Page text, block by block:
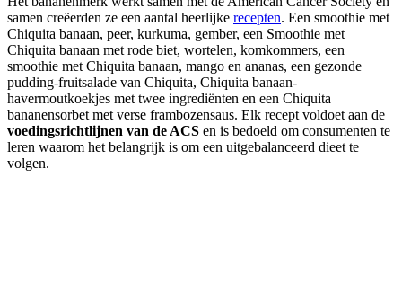
samen creëerden ze een aantal heerlijke recepten. Een smoothie met
Chiquita banaan, peer, kurkuma, gember, een Smoothie met
Chiquita banaan met rode biet, wortelen, komkommers, een
smoothie met Chiquita banaan, mango en ananas, een gezonde
pudding-fruitsalade van Chiquita, Chiquita banaan-
havermoutkoekjes met twee ingrediënten en een Chiquita
bananensorbet met verse frambozensaus. Elk recept voldoet aan de
voedingsrichtlijnen van de ACS en is bedoeld om consumenten te
leren waarom het belangrijk is om een uitgebalanceerd dieet te
volgen.